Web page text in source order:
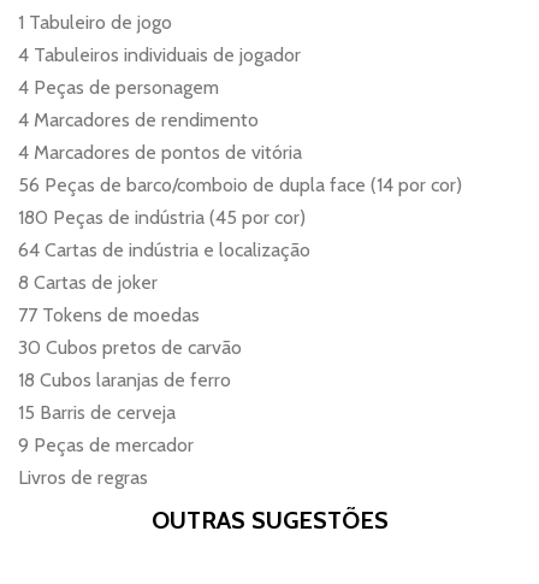
1 Tabuleiro de jogo
4 Tabuleiros individuais de jogador
4 Peças de personagem
4 Marcadores de rendimento
4 Marcadores de pontos de vitória
56 Peças de barco/comboio de dupla face (14 por cor)
180 Peças de indústria (45 por cor)
64 Cartas de indústria e localização
8 Cartas de joker
77 Tokens de moedas
30 Cubos pretos de carvão
18 Cubos laranjas de ferro
15 Barris de cerveja
9 Peças de mercador
Livros de regras
OUTRAS SUGESTÕES